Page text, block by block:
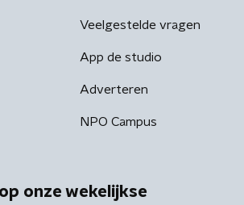
Veelgestelde vragen
App de studio
Adverteren
NPO Campus
onze wekelijkse